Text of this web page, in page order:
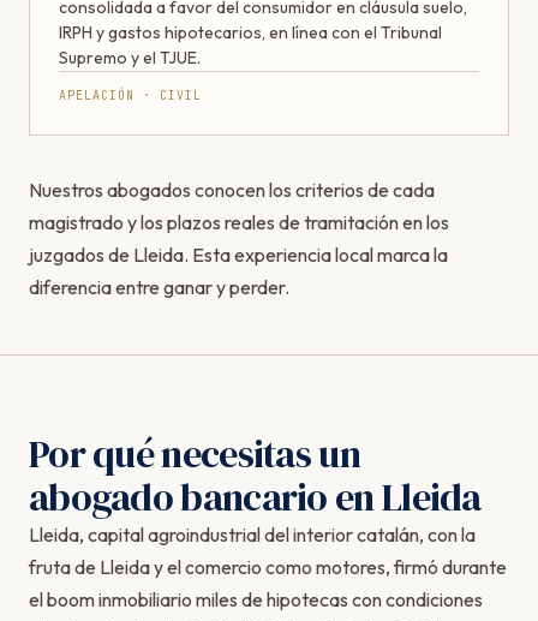
consolidada a favor del consumidor en cláusula suelo,
IRPH y gastos hipotecarios, en línea con el Tribunal
Supremo y el TJUE.
APELACIÓN · CIVIL
Nuestros abogados conocen los criterios de cada
magistrado y los plazos reales de tramitación en los
juzgados de Lleida. Esta experiencia local marca la
diferencia entre ganar y perder.
Por qué necesitas un
abogado bancario en Lleida
Lleida, capital agroindustrial del interior catalán, con la
fruta de Lleida y el comercio como motores, firmó durante
el boom inmobiliario miles de hipotecas con condiciones